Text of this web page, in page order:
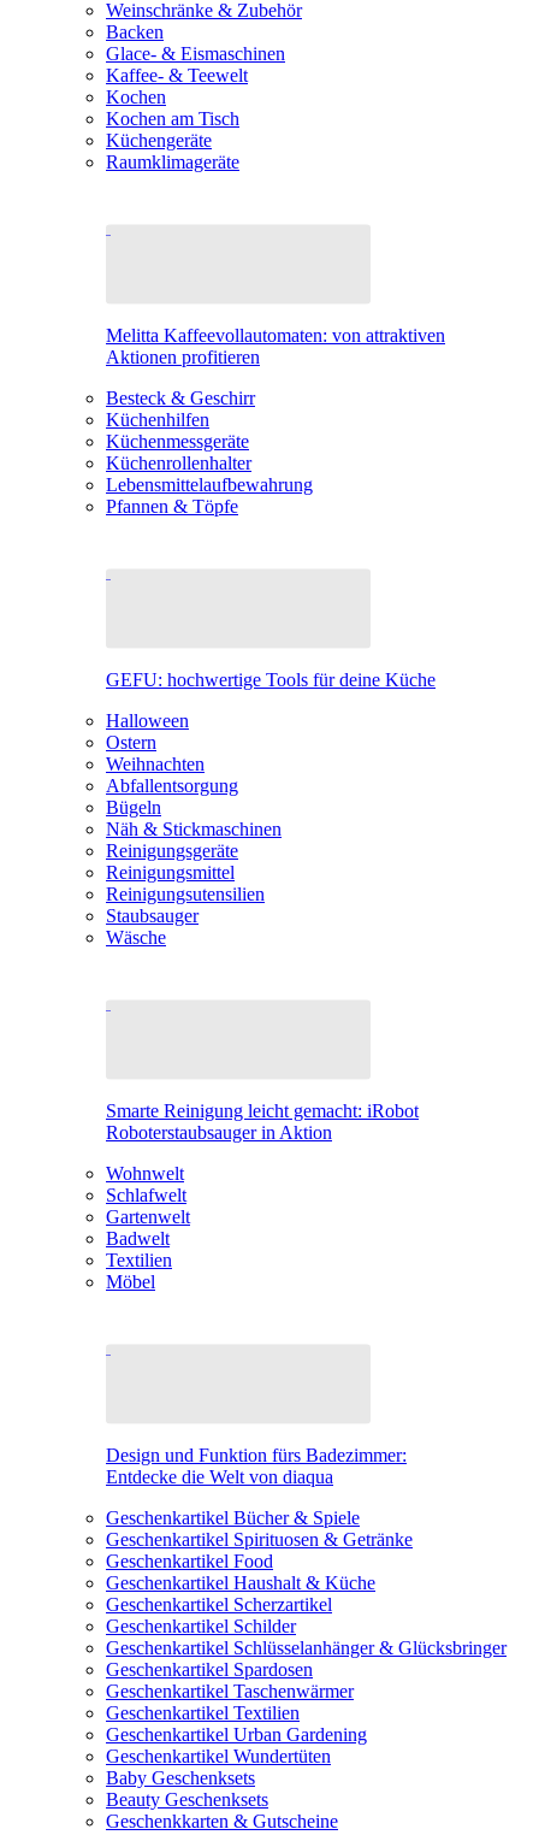
Weinschränke & Zubehör
Backen
Glace- & Eismaschinen
Kaffee- & Teewelt
Kochen
Kochen am Tisch
Küchengeräte
Raumklimageräte
Melitta Kaffeevollautomaten: von attraktiven
Aktionen profitieren
Besteck & Geschirr
Küchenhilfen
Küchenmessgeräte
Küchenrollenhalter
Lebensmittelaufbewahrung
Pfannen & Töpfe
GEFU: hochwertige Tools für deine Küche
Halloween
Ostern
Weihnachten
Abfallentsorgung
Bügeln
Näh & Stickmaschinen
Reinigungsgeräte
Reinigungsmittel
Reinigungsutensilien
Staubsauger
Wäsche
Smarte Reinigung leicht gemacht: iRobot
Roboterstaubsauger in Aktion
Wohnwelt
Schlafwelt
Gartenwelt
Badwelt
Textilien
Möbel
Design und Funktion fürs Badezimmer:
Entdecke die Welt von diaqua
Geschenkartikel Bücher & Spiele
Geschenkartikel Spirituosen & Getränke
Geschenkartikel Food
Geschenkartikel Haushalt & Küche
Geschenkartikel Scherzartikel
Geschenkartikel Schilder
Geschenkartikel Schlüsselanhänger & Glücksbringer
Geschenkartikel Spardosen
Geschenkartikel Taschenwärmer
Geschenkartikel Textilien
Geschenkartikel Urban Gardening
Geschenkartikel Wundertüten
Baby Geschenksets
Beauty Geschenksets
Geschenkkarten & Gutscheine